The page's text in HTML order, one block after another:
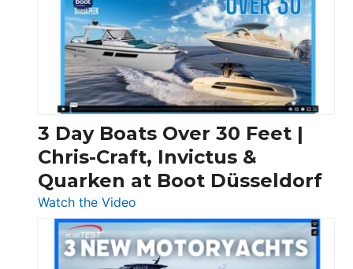
3 Day Boats Over 30 Feet |
Chris-Craft, Invictus &
Quarken at Boot Düsseldorf
Watch the Video
3
Day
Boats